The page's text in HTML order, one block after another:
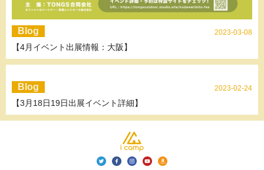
Blog 2023-03-08
【4月イベント出展情報：大阪】
Blog 2023-02-24
【3月18日19日出展イベント詳細】